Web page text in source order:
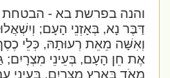
והנה בפרשת בא - הבטחת
דַּבֶּר נָא, בְּאָזְנֵי הָעָם;
וְאִשָּׁה מֵאֵת רְעוּתָהּ, כְּלֵי כֶסֶף,
אֶת חֵן הָעָם, בְּעֵינֵי מִצְרָיִם;
מְאֹד בְּאֶרֶץ מִצְרַיִם, בְּעֵינֵי